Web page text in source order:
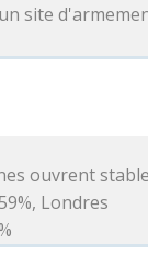
site
ouvrent
Londres